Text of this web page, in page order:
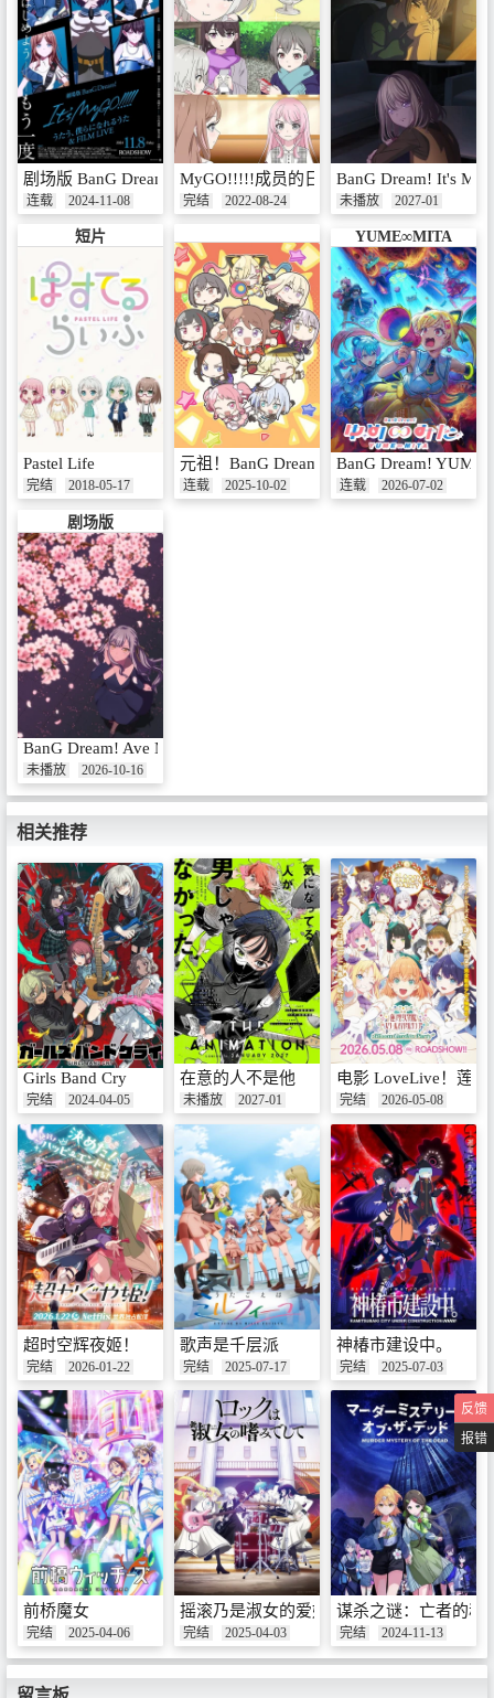
剧场版 BanG Dream! It's MyGO!!!!! 后篇 歌唱着，由我们所作的
连载 2024-11-08
MyGO!!!!!成员的日常生活
完结 2022-08-24
BanG Dream! It's
未播放 2027-01
短片
Pastel Life
完结 2018-05-17
元祖！BanG Dream Chan
连载 2025-10-02
YUME∞MITA
BanG Dream!
连载 2026-07-02
剧场版
BanG Dream! Ave Mujica prima aurora
未播放 2026-10-16
相关推荐
Girls Band Cry
完结 2024-04-05
在意的人不是他
未播放 2027-01
电影 LoveLive！莲之
完结 2026-05-08
超时空辉夜姬！
完结 2026-01-22
歌声是千层派
完结 2025-07-17
神椿市建设中。
完结 2025-07-03
前桥魔女
完结 2025-04-06
摇滚乃是淑女的爱好
完结 2025-04-03
谋杀之谜：亡者的秘
完结 2024-11-13
反馈
报错